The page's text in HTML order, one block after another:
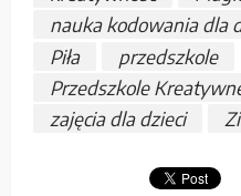
nauka kodowania dla
Piła
przedszkole
Przedszkole
zajęcia dla dzieci